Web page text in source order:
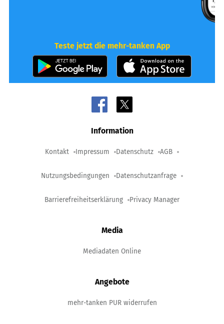
Teste jetzt die mehr-tanken App
Information
Kontakt Impressum Datenschutz AGB
Nutzungsbedingungen Datenschutzanfrage
Barrierefreiheitserklärung Privacy Manager
Media
Mediadaten Online
Angebote
mehr-tanken PUR widerrufen